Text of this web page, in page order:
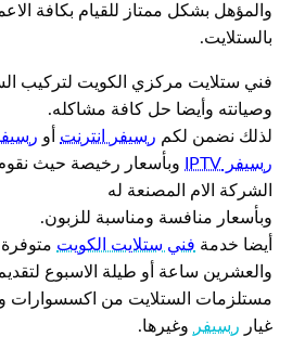
والمؤهل بشكل ممتاز للقيام بكافة
بالستلايت.
فني ستلايت مركزي الكويت لتركيب
وصيانته وأيضا حل كافة مشاكله.
لذلك نضمن لكم رسيفر انترنت أو
رسيفر IPTV
وبأسعار رخيصة حيث
الشركة الام المصنعة له
وبأسعار منافسة ومناسبة للزبون.
أيضا خدمة فني ستلايت الكويت متوفرة
والعشرين ساعة أو طيلة الاسبوع
مستلزمات الستلايت من
غيار رسيفر وغيرها.